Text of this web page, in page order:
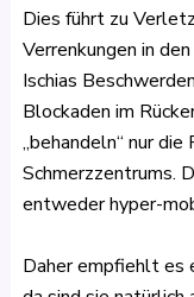
Dies führt zu
Verrenkungen in
Ischias
Blockaden im
„behandeln“ nur die
Schmerzzentrums.
entweder hyper-
Daher empfiehlt es